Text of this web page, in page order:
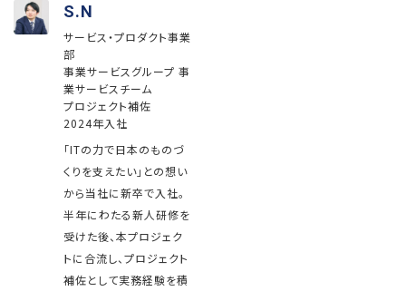
S.N
サービス・プロダクト事業
部
事業サービスグループ 事
業サービスチーム
プロジェクト補佐
2024年入社
「ITの力で日本のものづ
くりを支えたい」との想い
から当社に新卒で入社。
半年にわたる新人研修を
受けた後、本プロジェク
トに合流し、プロジェクト
補佐として実務経験を積